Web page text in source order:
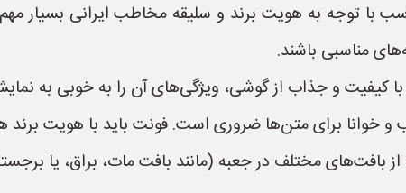
با توجه به هویت برند و سلیقه مخاطب ایرانی بسیار
مناسبی باشند.
کیفیت و جذاب از گوشی، ویژگی‌های آن را به خوبی به
برای متن‌ها ضروری است. فونت باید با هویت برند